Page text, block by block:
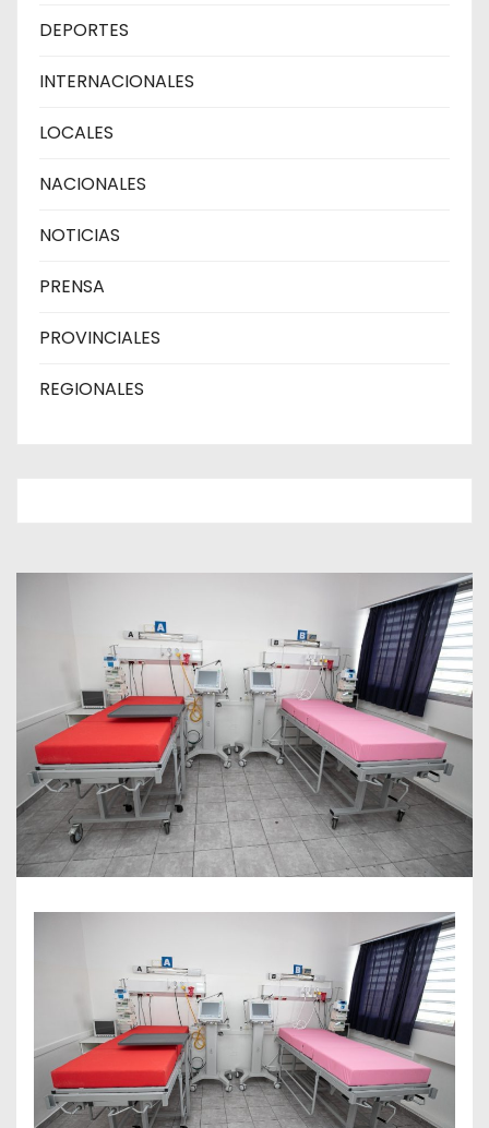
DEPORTES
INTERNACIONALES
LOCALES
NACIONALES
NOTICIAS
PRENSA
PROVINCIALES
REGIONALES